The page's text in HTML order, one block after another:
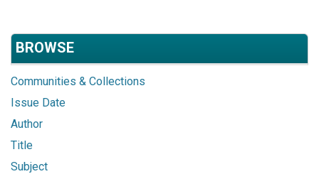
BROWSE
Communities & Collections
Issue Date
Author
Title
Subject